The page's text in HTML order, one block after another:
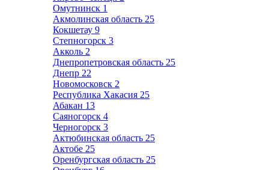
Омутнинск 1
Акмолинская область 25
Кокшетау 9
Степногорск 3
Акколь 2
Днепропетровская область 25
Днепр 22
Новомосковск 2
Республика Хакасия 25
Абакан 13
Саяногорск 4
Черногорск 3
Актюбинская область 25
Актобе 25
Оренбургская область 25